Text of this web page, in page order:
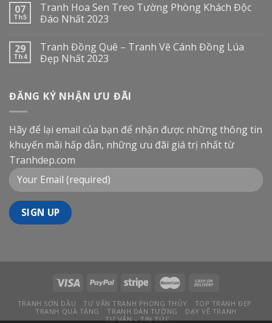
07
Th5
Tranh Hoa Sen Treo Tường Phòng Khách Độc
Đáo Nhất 2023
29
Th4
Tranh Đồng Quê – Tranh Vẽ Cánh Đồng Lúa
Đẹp Nhất 2023
ĐĂNG KÝ NHẬN ƯU ĐÃI
Hãy để lại email của bạn để nhận được những thông tin
khuyến mãi hấp dẫn, những ưu đãi giá trị nhất từ
Tranhdep.com
TRANH SƠN DẦU TƯ VẤN TRANH PHONG THỦY
TOP TRANH ĐẸP
TRANH QUÀ TẶNG
TRANH DÁN TƯỜNG
DẠY VẼ TRANH
TƯ VẤN – TIN TỨC